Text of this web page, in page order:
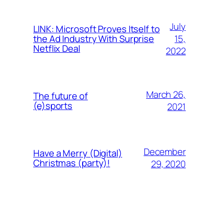
LINK: Microsoft Proves Itself to
the Ad Industry With Surprise
Netflix Deal
July
15,
2022
The future of
(e)sports
March 26,
2021
Have a Merry (Digital)
Christmas (party)!
December
29, 2020